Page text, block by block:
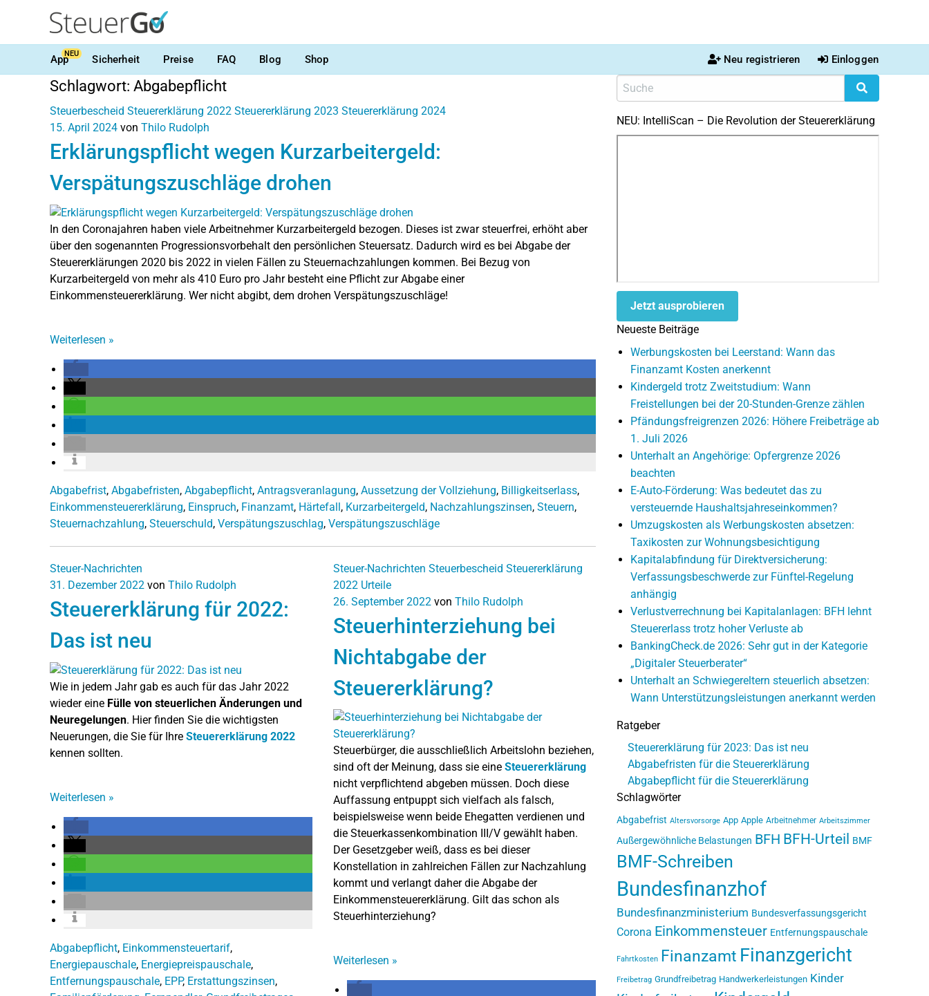
AppNEU Sicherheit Preise FAQ Blog Shop Neu registrieren Einloggen
Schlagwort: Abgabepflicht
Steuerbescheid Steuererklärung 2022 Steuererklärung 2023 Steuererklärung 2024
15. April 2024 von Thilo Rudolph
Erklärungspflicht wegen Kurzarbeitergeld:
Verspätungszuschläge drohen
In den Coronajahren haben viele Arbeitnehmer Kurzarbeitergeld bezogen. Dieses ist zwar steuerfrei, erhöht aber
über den sogenannten Progressionsvorbehalt den persönlichen Steuersatz. Dadurch wird es bei Abgabe der
Steuererklärungen 2020 bis 2022 in vielen Fällen zu Steuernachzahlungen kommen. Bei Bezug von
Kurzarbeitergeld von mehr als 410 Euro pro Jahr besteht eine Pflicht zur Abgabe einer
Einkommensteuererklärung. Wer nicht abgibt, dem drohen Verspätungszuschläge!
Weiterlesen »
Abgabefrist, Abgabefristen, Abgabepflicht, Antragsveranlagung, Aussetzung der Vollziehung, Billigkeitserlass,
Einkommensteuererklärung, Einspruch, Finanzamt, Härtefall, Kurzarbeitergeld, Nachzahlungszinsen, Steuern,
Steuernachzahlung, Steuerschuld, Verspätungszuschlag, Verspätungszuschläge
Steuer-Nachrichten
31. Dezember 2022 von Thilo Rudolph
Steuererklärung für 2022:
Das ist neu
Wie in jedem Jahr gab es auch für das Jahr 2022
wieder eine Fülle von steuerlichen Änderungen und
Neuregelungen. Hier finden Sie die wichtigsten
Neuerungen, die Sie für Ihre Steuererklärung 2022
kennen sollten.
Weiterlesen »
Abgabepflicht, Einkommensteuertarif,
Energiepauschale, Energiepreispauschale,
Entfernungspauschale, EPP, Erstattungszinsen,
Steuer-Nachrichten Steuerbescheid Steuererklärung
2022 Urteile
26. September 2022 von Thilo Rudolph
Steuerhinterziehung bei
Nichtabgabe der
Steuererklärung?
Steuerbürger, die ausschließlich Arbeitslohn beziehen,
sind oft der Meinung, dass sie eine Steuererklärung
nicht verpflichtend abgeben müssen. Doch diese
Auffassung entpuppt sich vielfach als falsch,
beispielsweise wenn beide Ehegatten verdienen und
die Steuerkassenkombination III/V gewählt haben.
Der Gesetzgeber weiß, dass es bei dieser
Konstellation in zahlreichen Fällen zur Nachzahlung
kommt und verlangt daher die Abgabe der
Einkommensteuererklärung. Gilt das schon als
Steuerhinterziehung?
Weiterlesen »
NEU: IntelliScan – Die Revolution der Steuererklärung
Jetzt ausprobieren
Neueste Beiträge
Werbungskosten bei Leerstand: Wann das
Finanzamt Kosten anerkennt
Kindergeld trotz Zweitstudium: Wann
Freistellungen bei der 20-Stunden-Grenze zählen
Pfändungsfreigrenzen 2026: Höhere Freibeträge ab
1. Juli 2026
Unterhalt an Angehörige: Opfergrenze 2026
beachten
E-Auto-Förderung: Was bedeutet das zu
versteuernde Haushaltsjahreseinkommen?
Umzugskosten als Werbungskosten absetzen:
Taxikosten zur Wohnungsbesichtigung
Kapitalabfindung für Direktversicherung:
Verfassungsbeschwerde zur Fünftel-Regelung
anhängig
Verlustverrechnung bei Kapitalanlagen: BFH lehnt
Steuererlass trotz hoher Verluste ab
BankingCheck.de 2026: Sehr gut in der Kategorie
„Digitaler Steuerberater“
Unterhalt an Schwiegereltern steuerlich absetzen:
Wann Unterstützungsleistungen anerkannt werden
Ratgeber
Steuererklärung für 2023: Das ist neu
Abgabefristen für die Steuererklärung
Abgabepflicht für die Steuererklärung
Schlagwörter
Abgabefrist Altersvorsorge App Apple Arbeitnehmer Arbeitszimmer
Außergewöhnliche Belastungen BFH BFH-Urteil BMF
BMF-Schreiben
Bundesfinanzhof
Bundesfinanzministerium Bundesverfassungsgericht
Corona Einkommensteuer Entfernungspauschale
Fahrtkosten Finanzamt Finanzgericht
Freibetrag Grundfreibetrag Handwerkerleistungen Kinder